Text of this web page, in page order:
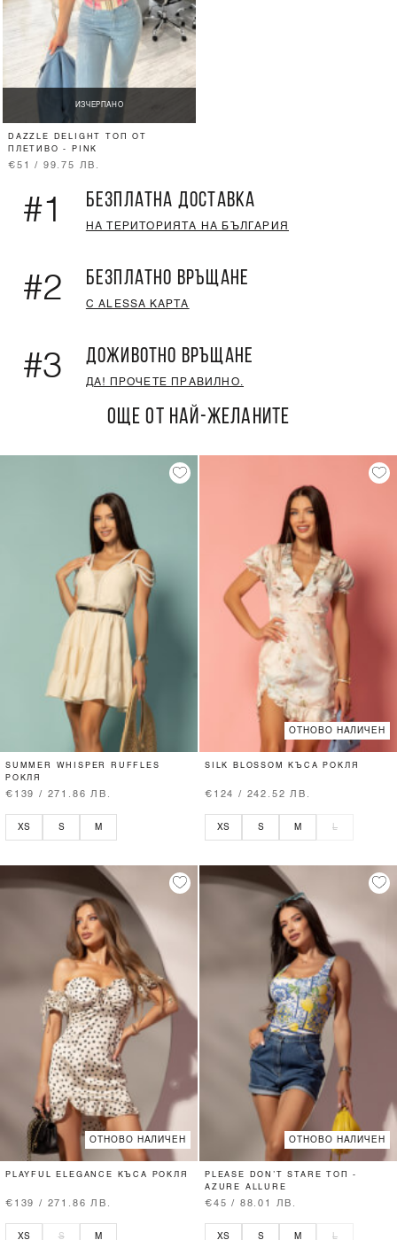
ИЗЧЕРПАНО
DAZZLE DELIGHT ТОП ОТ
ПЛЕТИВО - PINK
€51 / 99.75 ЛВ.
#1 БЕЗПЛАТНА ДОСТАВКА
НА ТЕРИТОРИЯТА НА БЪЛГАРИЯ
#2 БЕЗПЛАТНО ВРЪЩАНЕ
С ALESSA КАРТА
#3 ДОЖИВОТНО ВРЪЩАНЕ
ДА! ПРОЧЕТЕ ПРАВИЛНО.
ОЩЕ ОТ НАЙ-ЖЕЛАНИТЕ
SUMMER WHISPER RUFFLES
РОКЛЯ
€139 / 271.86 ЛВ.
XS S M
ОТНОВО НАЛИЧЕН
SILK BLOSSOM КЪСА РОКЛЯ
€124 / 242.52 ЛВ.
XS S M L
ОТНОВО НАЛИЧЕН
PLAYFUL ELEGANCE КЪСА РОКЛЯ
€139 / 271.86 ЛВ.
XS S M
ОТНОВО НАЛИЧЕН
PLEASE DON’T STARE ТОП -
AZURE ALLURE
€45 / 88.01 ЛВ.
XS S M L